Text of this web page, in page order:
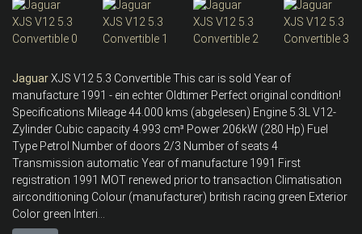
JaguarXJS V12 5.3 Convertible This car is sold Year of
manufacture 1991 - ein echter Oldtimer Perfect original condition!
Specifications Mileage 44.000 kms (abgelesen) Engine 5.3L V12-
Zylinder Cubic capacity 4.993 cm³ Power 206kW (280 Hp) Fuel
Type Petrol Number of doors 2/3 Number of seats 4
Transmission automatic Year of manufacture 1991 First
registration 1991 MOT renewed prior to transaction Climatisation
airconditioning Colour (manufacturer) british racing green Exterior
Color green Interi...